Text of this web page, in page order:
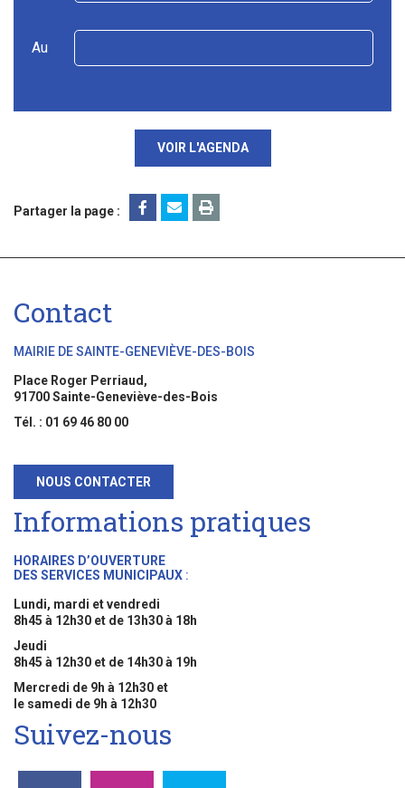
Au
VOIR L'AGENDA
Partager la page :
Contact
MAIRIE DE SAINTE-GENEVIÈVE-DES-BOIS
Place Roger Perriaud,
91700 Sainte-Geneviève-des-Bois
Tél. : 01 69 46 80 00
NOUS CONTACTER
Informations pratiques
HORAIRES D’OUVERTURE
DES SERVICES MUNICIPAUX :
Lundi, mardi et vendredi
8h45 à 12h30 et de 13h30 à 18h
Jeudi
8h45 à 12h30 et de 14h30 à 19h
Mercredi de 9h à 12h30 et
le samedi de 9h à 12h30
Suivez-nous